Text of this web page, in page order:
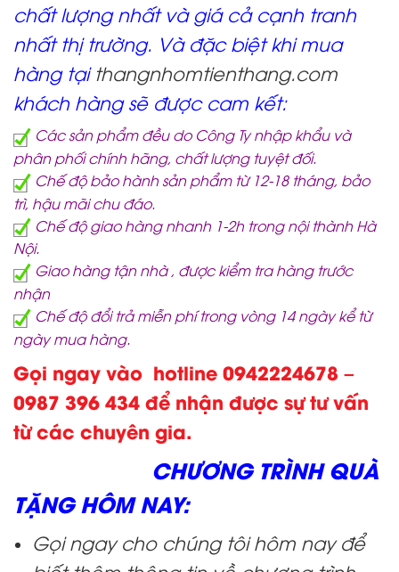
chất lượng nhất và giá cả cạnh tranh
nhất thị trường. Và đặc biệt khi mua
hàng tại thangnhomtienthang.com
khách hàng sẽ được cam kết:
Các sản phẩm đều do Công Ty nhập khẩu và
phân phối chính hãng, chất lượng tuyệt đối.
Chế độ bảo hành sản phẩm từ 12-18 tháng, bảo
trì, hậu mãi chu đáo.
Chế độ giao hàng nhanh 1-2h trong nội thành Hà
Nội.
Giao hàng tận nhà , được kiểm tra hàng trước
nhận
Chế độ đổi trả miễn phí trong vòng 14 ngày kể từ
ngày mua hàng.
Gọi ngay vào hotline 0942224678 –
0987 396 434 để nhận được sự tư vấn
từ các chuyên gia.
CHƯƠNG TRÌNH QUÀ
TẶNG HÔM NAY:
Gọi ngay cho chúng tôi hôm nay để